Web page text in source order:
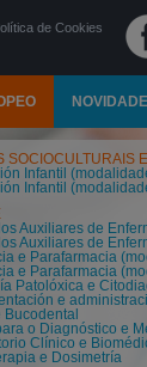
de Cookies
SOCIOCULTURAIS
Infantil
Infantil
Auxiliares de
Auxiliares de
e Parafarmacia
e Parafarmacia
Patolóxica e
e
o Diagnóstico e
Clínico e
e Dosimetría